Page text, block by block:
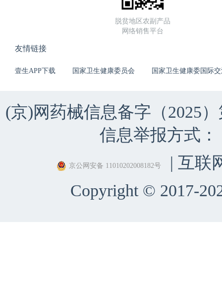
脱贫地区农副产品
网络销售平台
友情链接
壹生APP下载 国家卫生健康委员会 国家卫生健康委国际
(京)网药械信息备字（2025
信息举报方式：
京公网安备 11010202008182号
| 互联
Copyright © 2017-